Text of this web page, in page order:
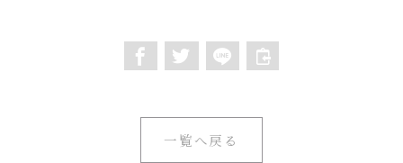
一覧へ戻る